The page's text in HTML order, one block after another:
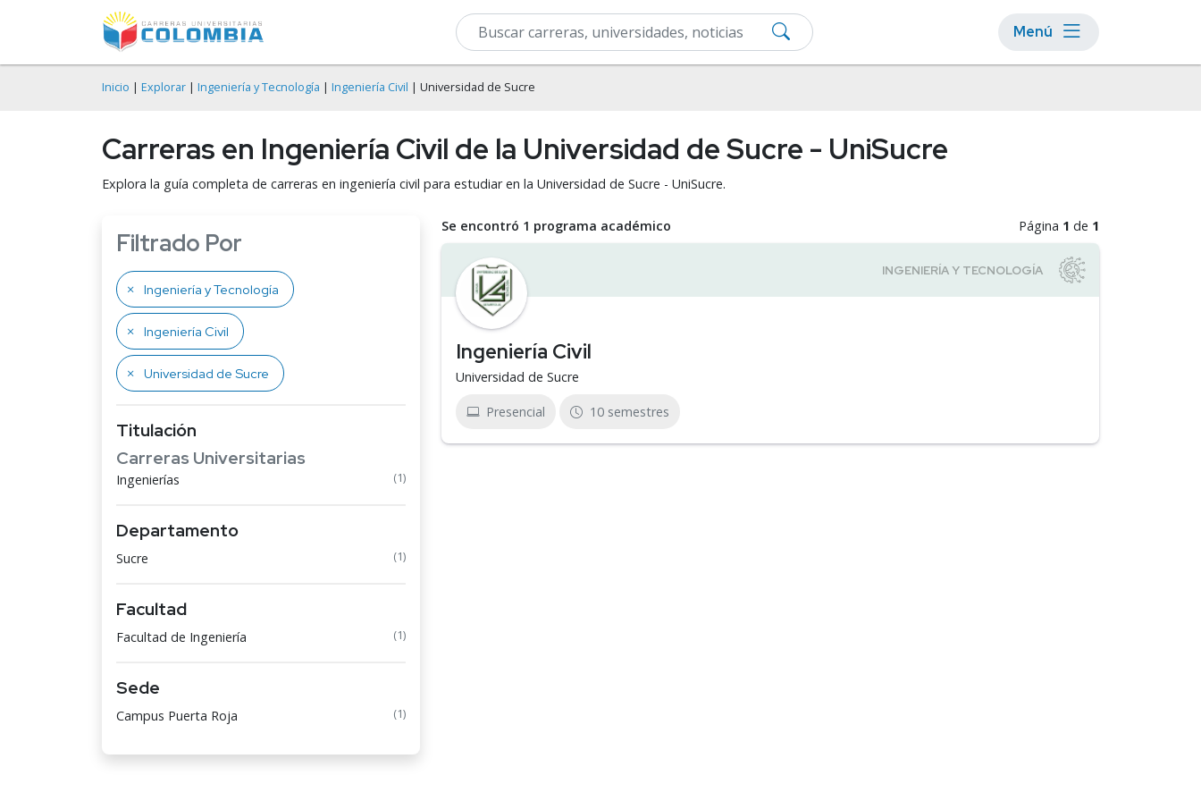
Menú
Inicio | Explorar | Ingeniería y Tecnología | Ingeniería Civil | Universidad de Sucre
Carreras en Ingeniería Civil de la Universidad de Sucre - UniSucre
Explora la guía completa de carreras en ingeniería civil para estudiar en la Universidad de Sucre - UniSucre.
Filtrado Por
Ingeniería y Tecnología
Ingeniería Civil
Universidad de Sucre
Titulación
Carreras Universitarias
Ingenierías (1)
Departamento
Sucre (1)
Facultad
Facultad de Ingeniería (1)
Sede
Campus Puerta Roja (1)
Se encontró 1 programa académico Página 1 de 1
Ingeniería Civil
Universidad de Sucre
Presencial 10 semestres